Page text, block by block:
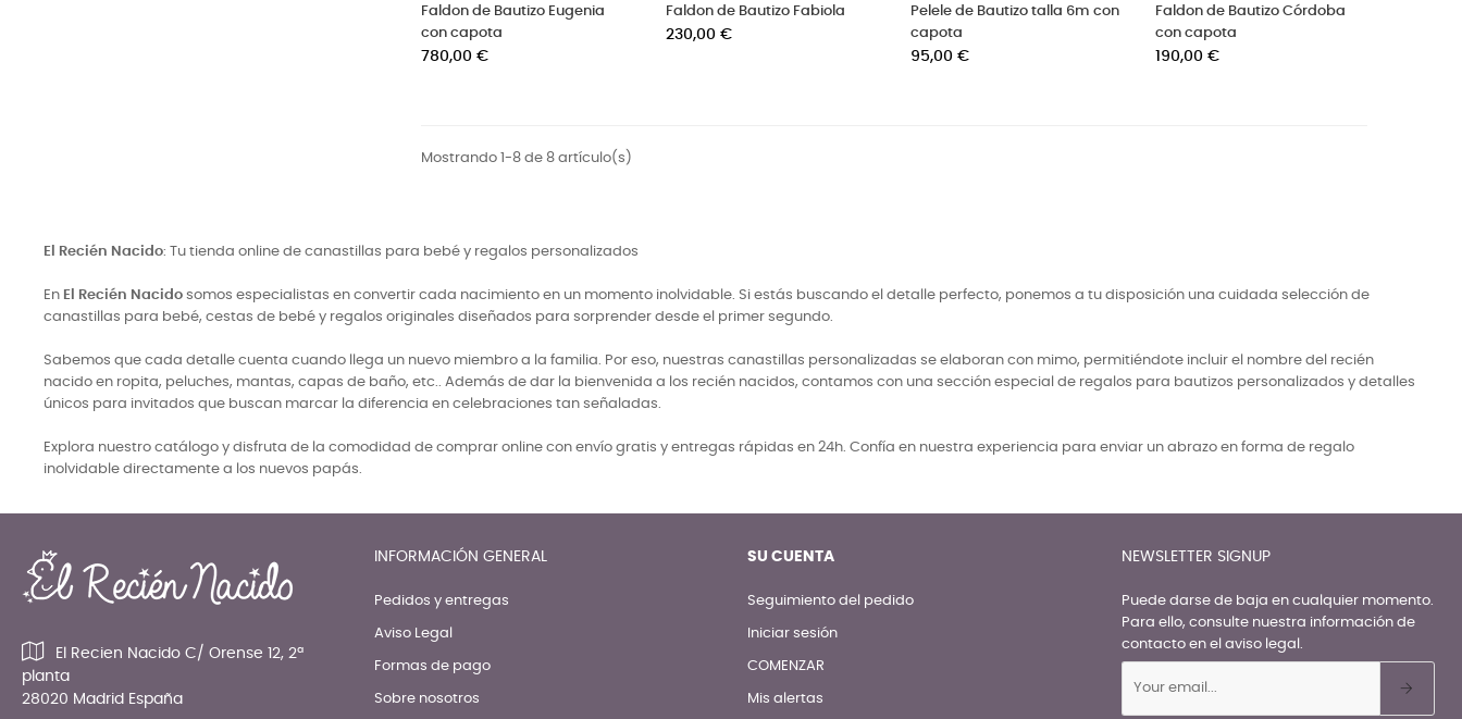
Faldon de Bautizo Eugenia
con capota
Precio
780,00 €
Faldon de Bautizo Fabiola
Precio
230,00 €
Pelele de Bautizo talla 6m con
capota
Precio
95,00 €
Faldon de Bautizo Córdoba
con capota
Precio
190,00 €
Mostrando 1-8 de 8 artículo(s)
El Recién Nacido: Tu tienda online de canastillas para bebé y regalos personalizados
En El Recién Nacido somos especialistas en convertir cada nacimiento en un momento inolvidable. Si estás buscando el detalle perfecto, ponemos a tu disposición una cuidada selección de
canastillas para bebé, cestas de bebé y regalos originales diseñados para sorprender desde el primer segundo.
Sabemos que cada detalle cuenta cuando llega un nuevo miembro a la familia. Por eso, nuestras canastillas personalizadas se elaboran con mimo, permitiéndote incluir el nombre del recién
nacido en ropita, peluches, mantas, capas de baño, etc.. Además de dar la bienvenida a los recién nacidos, contamos con una sección especial de regalos para bautizos personalizados y detalles
únicos para invitados que buscan marcar la diferencia en celebraciones tan señaladas.
Explora nuestro catálogo y disfruta de la comodidad de comprar online con envío gratis y entregas rápidas en 24h. Confía en nuestra experiencia para enviar un abrazo en forma de regalo
inolvidable directamente a los nuevos papás.
El Recien Nacido C/ Orense 12, 2ª
planta
28020 Madrid España
INFORMACIÓN GENERAL
Pedidos y entregas
Aviso Legal
Formas de pago
Sobre nosotros
SU CUENTA
Seguimiento del pedido
Iniciar sesión
COMENZAR
Mis alertas
NEWSLETTER SIGNUP
Puede darse de baja en cualquier momento.
Para ello, consulte nuestra información de
contacto en el aviso legal.